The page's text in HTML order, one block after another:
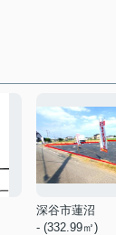
深谷市蓮沼
- (332.99㎡)